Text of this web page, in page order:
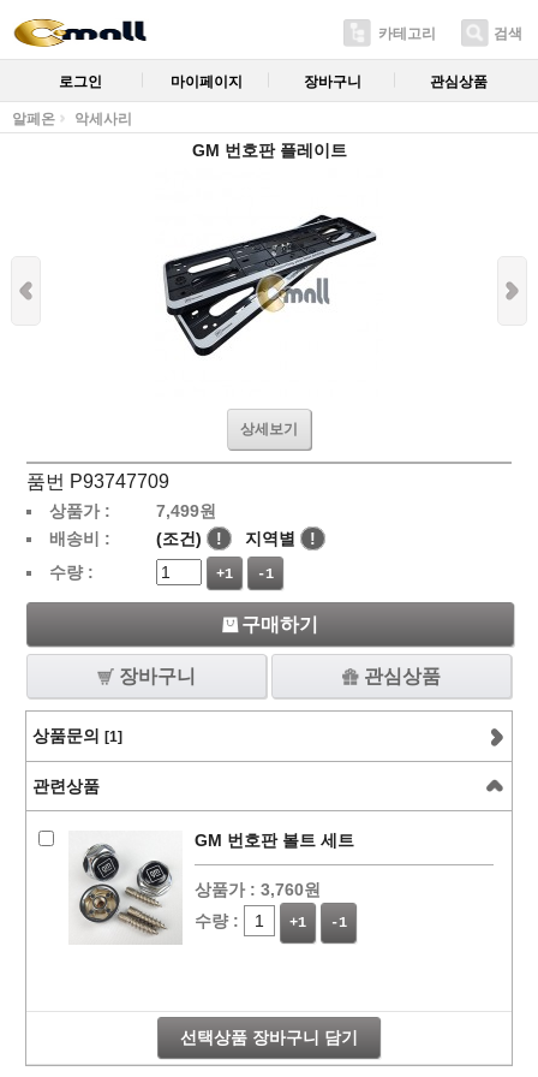
카테고리 검색
로그인 마이페이지 장바구니 관심상품
알페온 악세사리
GM 번호판 플레이트
상세보기
품번 P93747709
상품가 : 7,499원
배송비 :
(조건) ! 지역별
!
수량 :
+1 -1
구매하기
장바구니 관심상품
상품문의 [1]
관련상품
GM 번호판 볼트 세트
상품가 : 3,760원
수량 :
+1 -1
선택상품 장바구니 담기